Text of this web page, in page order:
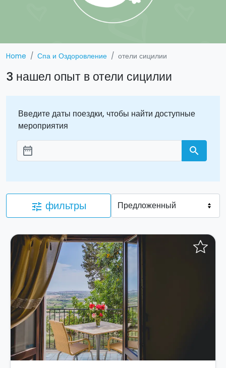
Home Спа и Оздоровление отели сицилии
3 нашел опыт в отели сицилии
Введите даты поездки, чтобы найти доступные
мероприятия
Aggiungi le date
date_range search
tune фильтры